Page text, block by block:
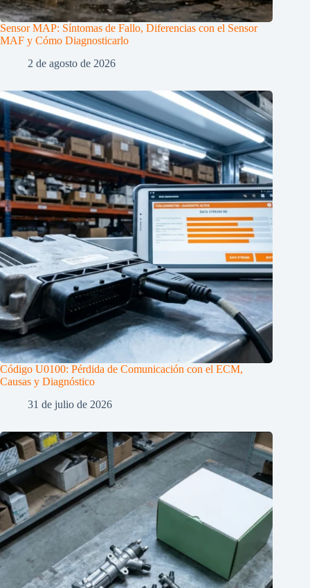
Sensor MAP: Síntomas de Fallo, Diferencias con el Sensor
MAF y Cómo Diagnosticarlo
2 de agosto de 2026
Código U0100: Pérdida de Comunicación con el ECM,
Causas y Diagnóstico
31 de julio de 2026